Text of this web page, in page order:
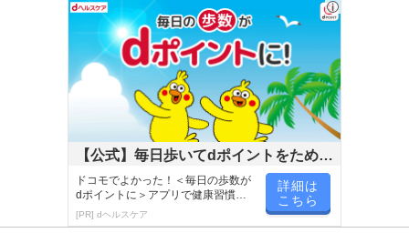
【公式】毎日歩いてdポイントをためよ
う！
ドコモでよかった！＜毎日の歩数が
dポイントに＞アプリで健康習慣が
楽しく続く！
[PR] dヘルスケア
詳細は
こちら